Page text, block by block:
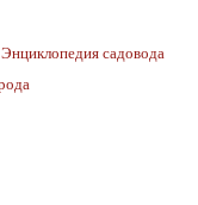
Энциклопедия садовода